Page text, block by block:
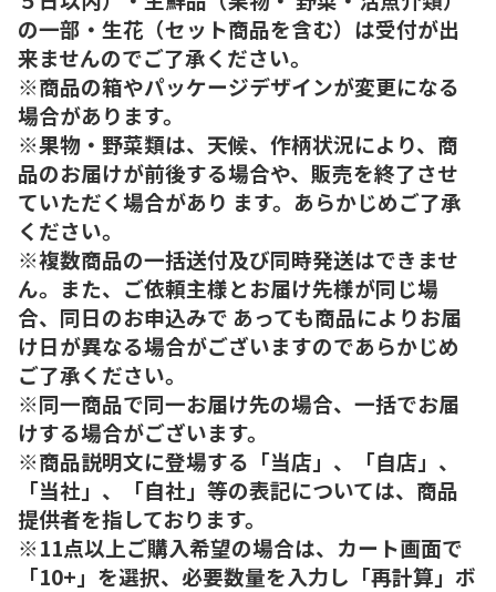
の一部・生花（セット商品を含む）は受付が出
来ませんのでご了承ください。
※商品の箱やパッケージデザインが変更になる
場合があります。
※果物・野菜類は、天候、作柄状況により、商
品のお届けが前後する場合や、販売を終了させ
ていただく場合があり ます。あらかじめご了承
ください。
※複数商品の一括送付及び同時発送はできませ
ん。また、ご依頼主様とお届け先様が同じ場
合、同日のお申込みで あっても商品によりお届
け日が異なる場合がございますのであらかじめ
ご了承ください。
※同一商品で同一お届け先の場合、一括でお届
けする場合がございます。
※商品説明文に登場する「当店」、「自店」、
「当社」、「自社」等の表記については、商品
提供者を指しております。
※11点以上ご購入希望の場合は、カート画面で
「10+」を選択、必要数量を入力し「再計算」ボ